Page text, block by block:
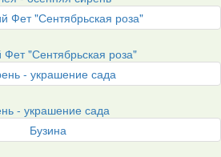
"Сентябрьская роза"
- украшение сада